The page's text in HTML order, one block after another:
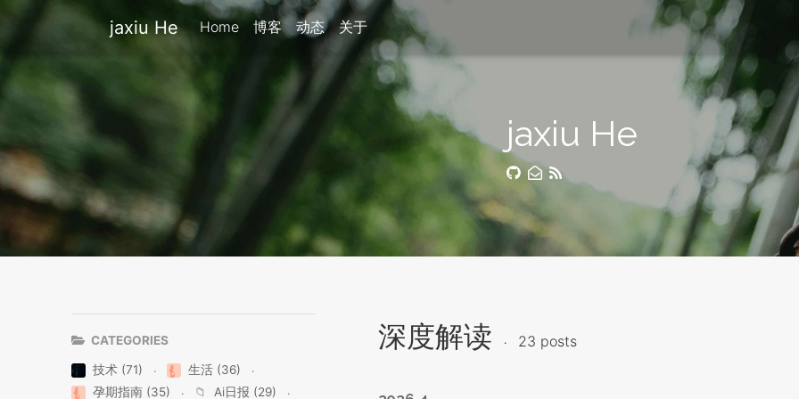
jaxiu He Home 博客 动态 关于
jaxiu He
CATEGORIES
技术 (71)
生活 (36)
孕期指南 (35)
📁 Ai日报 (29)
深度解读 23 posts